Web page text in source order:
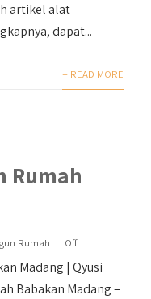
artikel alat
dapat...
+ READ MORE
Rumah
Rumah Off
Madang | Qyusi
Babakan Madang –